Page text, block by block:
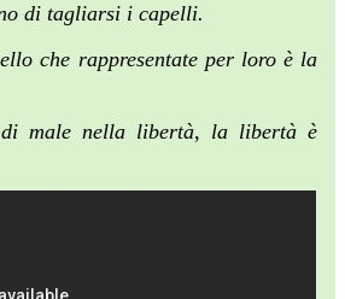
di tagliarsi i capelli.
che rappresentate per loro è la
male nella libertà, la libertà è